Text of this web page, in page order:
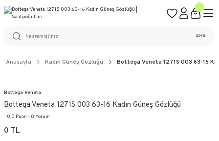
%100 ORİJİNAL ÜRÜN GARANTİSİ
ARA
Anasayfa Kadın Güneş Gözlüğü Bottega Veneta 1271S 003 63-16
Bottega Veneta
Bottega Veneta 1271S 003 63-16 Kadın Güneş Gözlüğü
0.0 Puan - 0 Yorum
0 TL